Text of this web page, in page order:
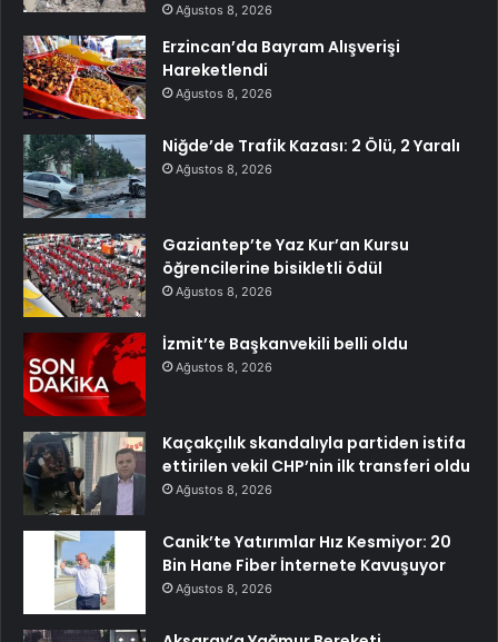
Ağustos 8, 2026
Erzincan’da Bayram Alışverişi
Hareketlendi
Ağustos 8, 2026
Niğde’de Trafik Kazası: 2 Ölü, 2 Yaralı
Ağustos 8, 2026
Gaziantep’te Yaz Kur’an Kursu
öğrencilerine bisikletli ödül
Ağustos 8, 2026
İzmit’te Başkanvekili belli oldu
Ağustos 8, 2026
Kaçakçılık skandalıyla partiden istifa
ettirilen vekil CHP’nin ilk transferi oldu
Ağustos 8, 2026
Canik’te Yatırımlar Hız Kesmiyor: 20
Bin Hane Fiber İnternete Kavuşuyor
Ağustos 8, 2026